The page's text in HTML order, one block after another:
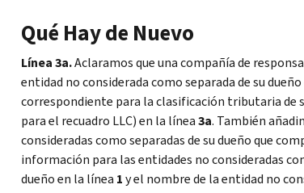
Qué Hay de Nuevo
Línea 3a.Aclaramos que una compañía de
entidad no considerada como separada de su
correspondiente para la clasificación tributaria de
para el recuadro LLC) en la línea3a. También
consideradas como separadas de su dueño que
información para las entidades no consideradas
dueño en la línea 1y el nombre de la entidad no